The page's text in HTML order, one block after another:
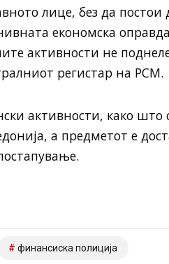
лице, без да постои
економска
активности не
регистар на РСМ.
активности, како
а предметот е
финансиска полиција